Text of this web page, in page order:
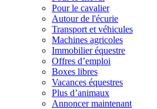
Pour le cavalier
Autour de l'écurie
Transport et véhicules
Machines agricoles
Immobilier équestre
Offres d’emploi
Boxes libres
Vacances équestres
Plus d’animaux
Annoncer maintenant